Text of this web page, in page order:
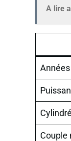
A lire
Couple